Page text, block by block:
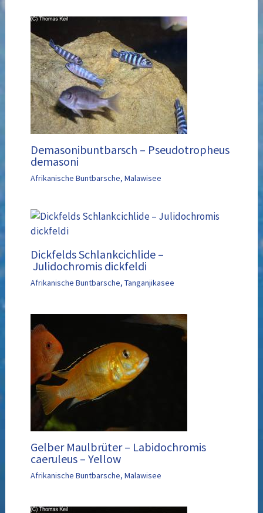
Demasonibuntbarsch – Pseudotropheus
demasoni
Afrikanische Buntbarsche, Malawisee
Dickfelds Schlankcichlide –
Julidochromis dickfeldi
Afrikanische Buntbarsche, Tanganjikasee
Gelber Maulbrüter – Labidochromis
caeruleus – Yellow
Afrikanische Buntbarsche, Malawisee